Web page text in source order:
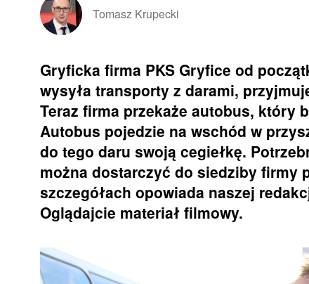
Tomasz Krupecki
Gryficka firma PKS Gryfice od
wysyła transporty z darami,
Teraz firma przekaże autobus, który
Autobus pojedzie na wschód w
do tego daru swoją cegiełkę.
można dostarczyć do siedziby firmy
szczegółach opowiada naszej
Oglądajcie materiał filmowy.